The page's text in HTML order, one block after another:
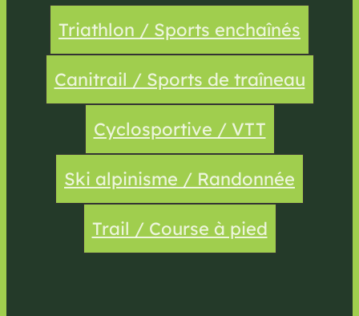
Triathlon / Sports enchaînés
Canitrail / Sports de traîneau
Cyclosportive / VTT
Ski alpinisme / Randonnée
Trail / Course à pied